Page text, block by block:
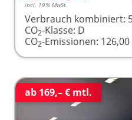
incl. 19% MwSt.
Verbrauch kombiniert:
CO2-Klasse: D
CO2-Emissionen:
ab 169,– € mtl.